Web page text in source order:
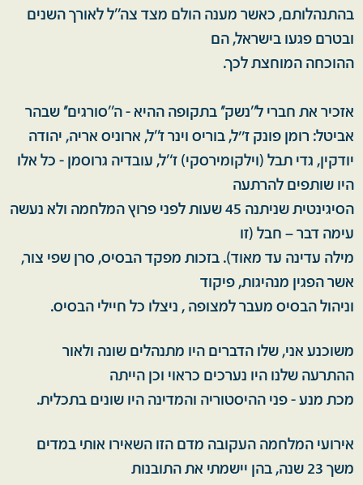
בהתנהלותם, כאשר מענה הולם מצד צה’’ל לאורך השנים
ובטרם פגעו בישראל, הם
ההוכחה המוחצת לכך.
אזכיר את חברי ל’’נשק’’ בתקופה ההיא - ה’’סורגים’’ שבהר
אביטל: רומן פונק ז''ל, בוריס וינר ז’’ל, ארוניס אריה, יהודה
יודקין, גדי תבל (וילקומירסקי) ז‘’ל, עובדיה גרוסמן - כל אלו
היו שותפים להרתעה
הסיגינטית שניתנה 45 שעות לפני פרוץ המלחמה ולא נעשה
עימה דבר – חבל (זו
מילה עדינה עד מאוד). בזכות מפקד הבסיס, סרן שפי צור,
אשר הפגין מנהיגות, פיקוד
וניהול הבסיס מעבר למצופה , ניצלו כל חיילי הבסיס.
משוכנע אני, שלו הדברים היו מתנהלים שונה ולאור
ההתרעה שלנו היו נערכים כראוי וכן הייתה
מכת מנע - פני ההיסטוריה והמדינה היו שונים בתכלית.
אירועי המלחמה העקובה מדם הזו השאירו אותי במדים
משך 23 שנה, בהן יישמתי את התובנות